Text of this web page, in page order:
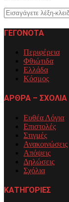
Search
for:
ΓΕΓΟΝΟΤΑ
Περιφέρεια
Φθιώτιδα
Ελλάδα
Κόσμος
ΑΡΘΡΑ – ΣΧΟΛΙΑ
Ευθέα Λόγια
Επιστολές
Στιγμές
Ανακοινώσεις
Απόψεις
Δηλώσεις
Σχόλια
ΚΑΤΗΓΟΡΙΕΣ